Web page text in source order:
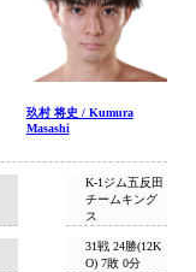
العربية
玖村 将史 / Kumura
Masashi
K-1ジム五反田
チームキング
ス
31戦 24勝(12K
O) 7敗 0分